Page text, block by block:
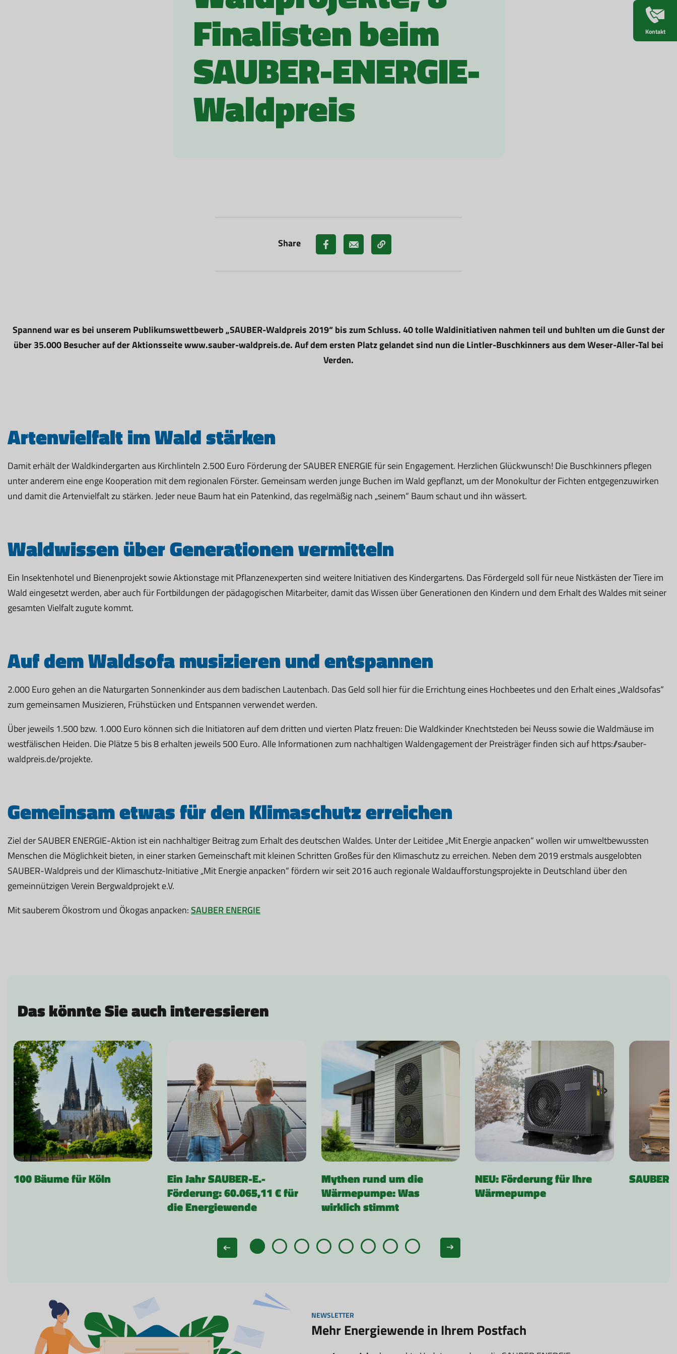
Finalisten beim
SAUBER-ENERGIE-
Waldpreis
Share
Spannend war es bei unserem Publikumswettbewerb „SAUBER-Waldpreis 2019“ bis zum Schluss. 40 tolle Waldinitiativen nahmen teil und buhlten um die Gunst der
über 35.000 Besucher auf der Aktionsseite www.sauber-waldpreis.de. Auf dem ersten Platz gelandet sind nun die Lintler-Buschkinners aus dem Weser-Aller-Tal bei
Verden.
Artenvielfalt im Wald stärken
Damit erhält der Waldkindergarten aus Kirchlinteln 2.500 Euro Förderung der SAUBER ENERGIE für sein Engagement. Herzlichen Glückwunsch! Die Buschkinners pflegen
unter anderem eine enge Kooperation mit dem regionalen Förster. Gemeinsam werden junge Buchen im Wald gepflanzt, um der Monokultur der Fichten entgegenzuwirken
und damit die Artenvielfalt zu stärken. Jeder neue Baum hat ein Patenkind, das regelmäßig nach „seinem“ Baum schaut und ihn wässert.
Waldwissen über Generationen vermitteln
Ein Insektenhotel und Bienenprojekt sowie Aktionstage mit Pflanzenexperten sind weitere Initiativen des Kindergartens. Das Fördergeld soll für neue Nistkästen der Tiere im
Wald eingesetzt werden, aber auch für Fortbildungen der pädagogischen Mitarbeiter, damit das Wissen über Generationen den Kindern und dem Erhalt des Waldes mit seiner
gesamten Vielfalt zugute kommt.
Auf dem Waldsofa musizieren und entspannen
2.000 Euro gehen an die Naturgarten Sonnenkinder aus dem badischen Lautenbach. Das Geld soll hier für die Errichtung eines Hochbeetes und den Erhalt eines „Waldsofas“
zum gemeinsamen Musizieren, Frühstücken und Entspannen verwendet werden.
Über jeweils 1.500 bzw. 1.000 Euro können sich die Initiatoren auf dem dritten und vierten Platz freuen: Die Waldkinder Knechtsteden bei Neuss sowie die Waldmäuse im
westfälischen Heiden. Die Plätze 5 bis 8 erhalten jeweils 500 Euro. Alle Informationen zum nachhaltigen Waldengagement der Preisträger finden sich auf https://sauber-
waldpreis.de/projekte.
Gemeinsam etwas für den Klimaschutz erreichen
Ziel der SAUBER ENERGIE-Aktion ist ein nachhaltiger Beitrag zum Erhalt des deutschen Waldes. Unter der Leitidee „Mit Energie anpacken“ wollen wir umweltbewussten
Menschen die Möglichkeit bieten, in einer starken Gemeinschaft mit kleinen Schritten Großes für den Klimaschutz zu erreichen. Neben dem 2019 erstmals ausgelobten
SAUBER-Waldpreis und der Klimaschutz-Initiative „Mit Energie anpacken“ fördern wir seit 2016 auch regionale Waldaufforstungsprojekte in Deutschland über den
gemeinnützigen Verein Bergwaldprojekt e.V.
Mit sauberem Ökostrom und Ökogas anpacken:SAUBER ENERGIE
Das könnte Sie auch interessieren
100 Bäume für Köln
Ein Jahr SAUBER-E.-
Förderung: 60.065,11 € für
die Energiewende
Mythen rund um die
Wärmepumpe: Was
wirklich stimmt
NEU: Förderung für Ihre
Wärmepumpe
NEWSLETTER
Mehr Energiewende in Ihrem Postfach
Kontakt